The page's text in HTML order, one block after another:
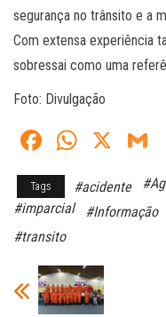
segurança no trânsito e a
Com extensa experiência
sobressai como uma
Foto: Divulgação
Fa
ce
bo
ok
W
ts
A
X
m
Tags #acidente
#imparcial
#Informação
#transito